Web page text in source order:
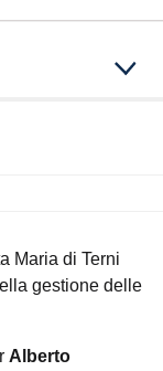
Maria di Terni
gestione delle
Alberto